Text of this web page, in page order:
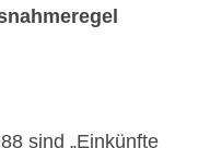
sind „Einkünfte